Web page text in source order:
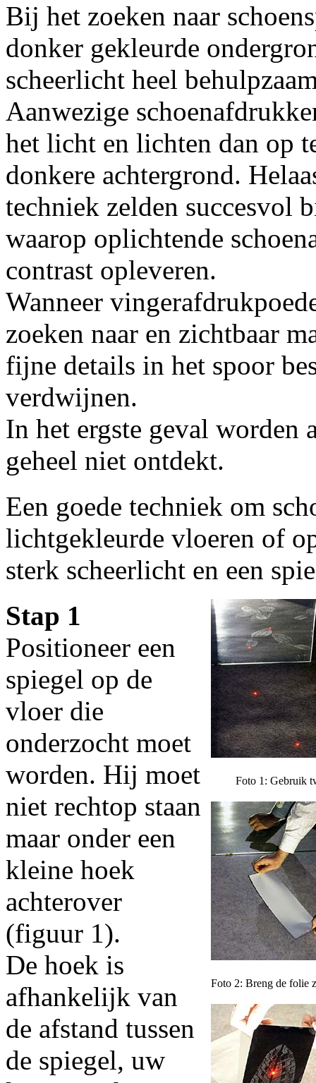
Bij het zoeken naar
donker gekleurde
scheerlicht heel
Aanwezige
het licht en lichten dan op
donkere achtergrond.
techniek zelden succesvol
waarop oplichtende
contrast opleveren.
Wanneer
zoeken naar en zichtbaar
fijne details in het spoor
verdwijnen.
In het ergste geval worden
geheel niet ontdekt.
Een goede techniek om
lichtgekleurde vloeren of
sterk scheerlicht en een
Foto 1: Gebruik
Foto 2: Breng de folie
Stap 1
Positioneer een
spiegel op de
vloer die
onderzocht moet
worden. Hij moet
niet rechtop staan
maar onder een
kleine hoek
achterover
(figuur 1).
De hoek is
afhankelijk van
de afstand tussen
de spiegel, uw